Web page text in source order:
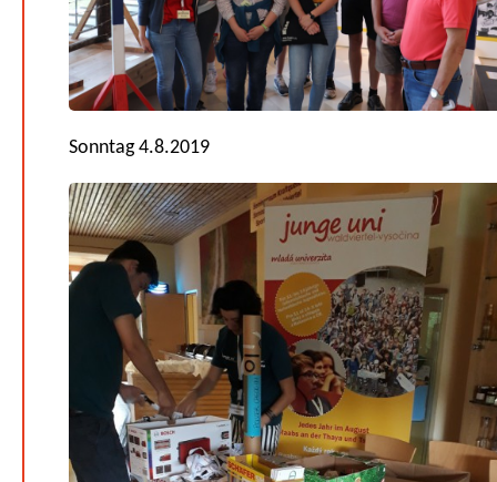
Sonntag 4.8.2019